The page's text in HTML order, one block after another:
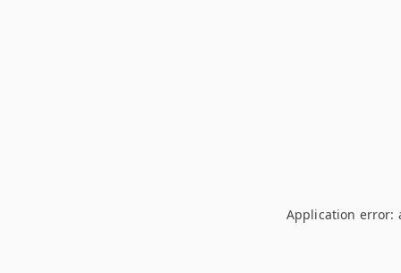
Application error: